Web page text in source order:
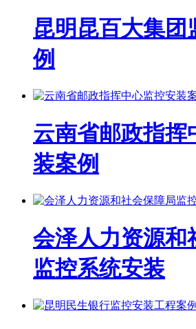
昆明昆百大集团
例
云南省邮政指挥
装案例
会泽人力资源和
监控系统安装